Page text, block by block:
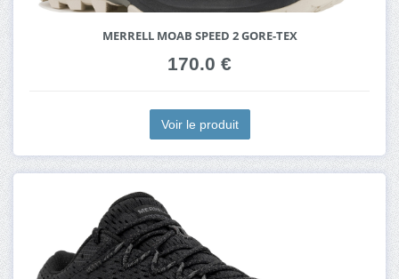
MERRELL MOAB SPEED 2 GORE-TEX
170.0 €
Voir le produit